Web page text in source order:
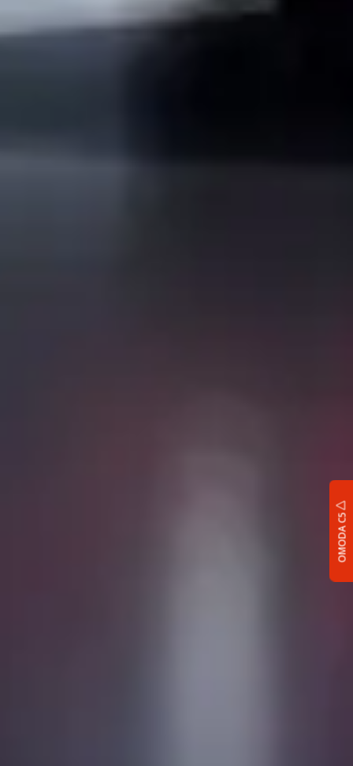
OMODA C5